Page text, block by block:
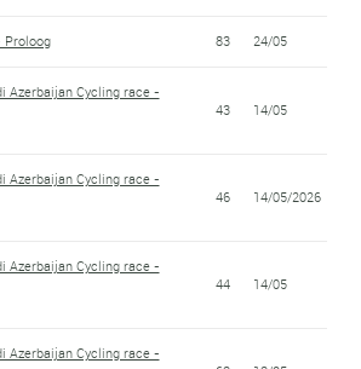
Proloog 83 24/05
Azerbaijan Cycling race -
43 14/05
Azerbaijan Cycling race -
46 14/05/2026
Azerbaijan Cycling race -
44 14/05
Azerbaijan Cycling race -